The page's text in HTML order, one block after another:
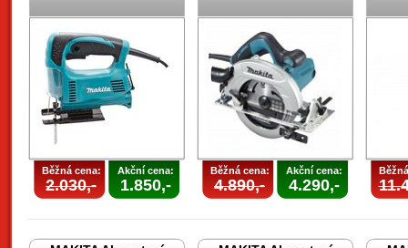
Běžná cena:
2.030,-
Akční cena:
1.850,-
Běžná cena:
4.890,-
Akční cena:
4.290,-